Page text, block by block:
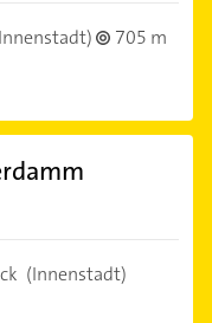
705 m
(Innenstadt)